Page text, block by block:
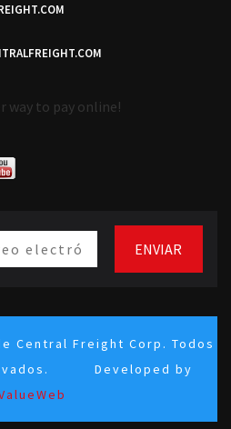
Central Freight Corp. Todos
Developed by